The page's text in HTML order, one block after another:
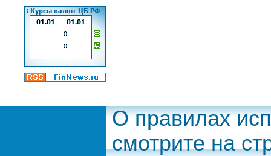
О правилах
смотрите на